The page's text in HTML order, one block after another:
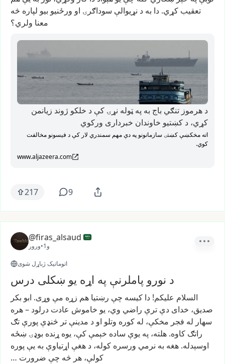
تعقیب کړي. دا به د نړیوالې سوداګرۍ او ورځنیو بیو لپاره څه
معنا ولري؟
د هرموز تنګي باج به په ټوله نړۍ کې د خلکو ژوند زیانمن
کړي، د کښتیو خاوندان خبرداری ورکوي
اته مخکښې کښتۍ سازمانونو په دې مهم سمندري لار کې د فیسونو مخالفت
کوي.
www.aljazeera.com
217 9
@firas_alsaud
ورور• 1و
اتوماتیک ژباړل شوی
د نورو پاملرنې په اړه یو ښکلی درس
السلام علیکم! دا کیسه چې رښتیا هم زړه مې وړی. ابو بکر
صدیق، خدای دې ترې راضي وي، یو خاموش عادت درلود –هره
سهار له فجر مخکې، له کوره وتلو او د مدینې تر څنډې پورې تګ
راتګ کاوه. هلته، په یوې ساده خېمې کې، یوه ړنده بوډۍ ښځه
اوسېدله. هغه به نرمي ورسره کوله، د هغې اړتیاوې به یې پوره
کولې، هر څه چې ضرورت …